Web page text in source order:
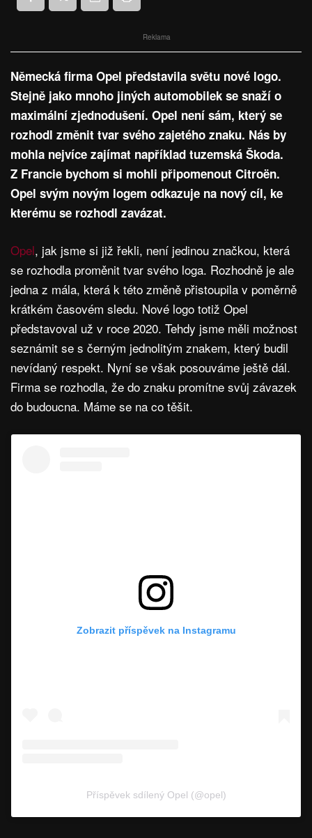
Reklama
Německá firma Opel představila světu nové logo.
Stejně jako mnoho jiných automobilek se snaží o
maximální zjednodušení. Opel není sám, který se
rozhodl změnit tvar svého zajetého znaku. Nás by
mohla nejvíce zajímat například tuzemská Škoda.
Z Francie bychom si mohli připomenout Citroën.
Opel svým novým logem odkazuje na nový cíl, ke
kterému se rozhodl zavázat.
Opel, jak jsme si již řekli, není jedinou značkou, která
se rozhodla proměnit tvar svého loga. Rozhodně je ale
jedna z mála, která k této změně přistoupila v poměrně
krátkém časovém sledu. Nové logo totiž Opel
představoval už v roce 2020. Tehdy jsme měli možnost
seznámit se s černým jednolitým znakem, který budil
nevídaný respekt. Nyní se však posouváme ještě dál.
Firma se rozhodla, že do znaku promítne svůj závazek
do budoucna. Máme se na co těšit.
Zobrazit příspěvek na Instagramu
Příspěvek sdílený Opel (@opel)